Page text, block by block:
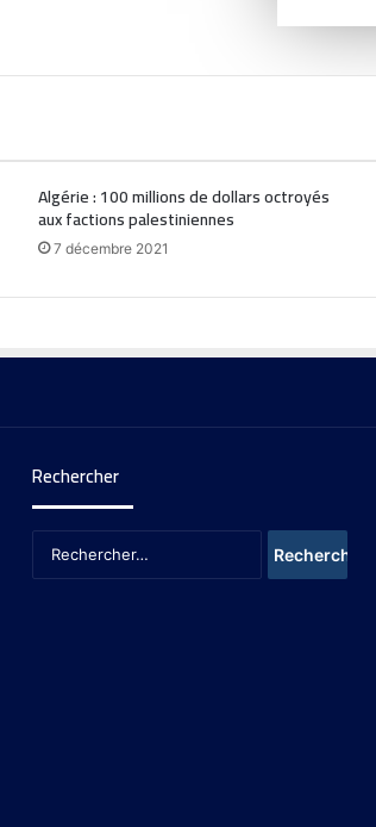
Algérie : 100 millions de dollars octroyés
aux factions palestiniennes
7 décembre 2021
Rechercher